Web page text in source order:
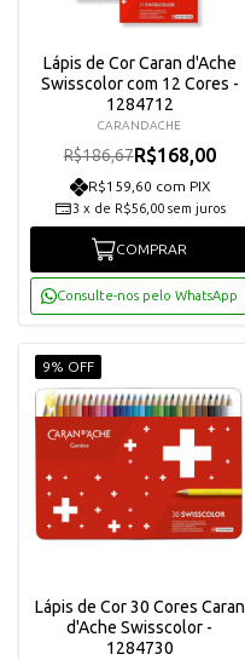
Lápis de Cor Caran d'Ache
Swisscolor com 12 Cores -
1284712
CARANDACHE
R$186,67R$168,00
R$159,60 com PIX
3 x de R$56,00 sem juros
COMPRAR
Consulte-nos pelo WhatsApp
9% OFF
Lápis de Cor 30 Cores Caran
d'Ache Swisscolor -
1284730